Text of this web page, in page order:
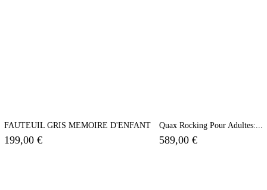
FAUTEUIL GRIS MEMOIRE D'ENFANT
199,00 €
Quax Rocking Pour Adultes:...
589,00 €